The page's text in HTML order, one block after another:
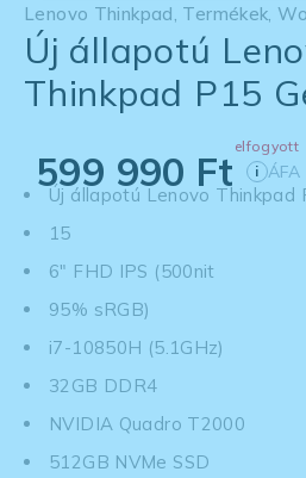
Lenovo Thinkpad Termékek
Új állapotú
Thinkpad P15
elfogyott
599 990 Ft i ÁFA
Új állapotú Lenovo Thinkpad
15
6" FHD IPS (500nit
95% sRGB)
i7-10850H (5.1GHz)
32GB DDR4
NVIDIA Quadro T2000
512GB NVMe SSD